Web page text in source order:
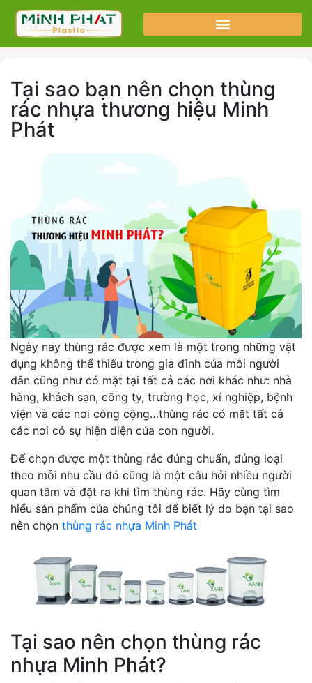
Tại sao bạn nên chọn thùng
rác nhựa thương hiệu Minh
Phát
Ngày nay thùng rác được xem là một trong những vật
dụng không thể thiếu trong gia đình của mỗi người
dân cũng như có mặt tại tất cả các nơi khác như: nhà
hàng, khách sạn, công ty, trường học, xí nghiệp, bệnh
viện và các nơi công cộng…thùng rác có mặt tất cả
các nơi có sự hiện diện của con người.
Để chọn được một thùng rác đúng chuẩn, đúng loại
theo mỗi nhu cầu đó cũng là một câu hỏi nhiều người
quan tâm và đặt ra khi tìm thùng rác. Hãy cùng tìm
hiểu sản phẩm của chúng tôi để biết lý do bạn tại sao
nên chọn thùng rác nhựa Minh Phát
Tại sao nên chọn thùng rác
nhựa Minh Phát?